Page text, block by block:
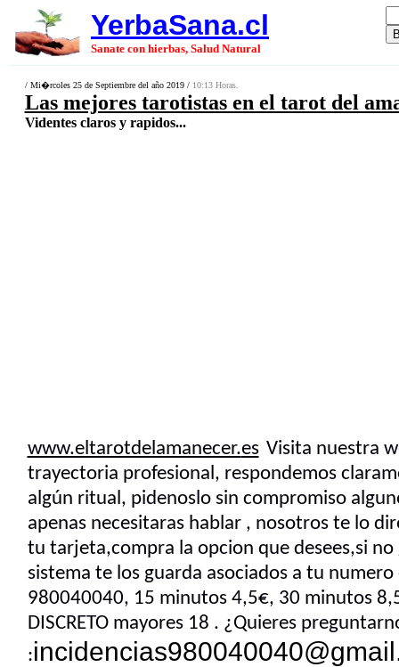
YerbaSana.cl
Sanate con hierbas, Salud Natural
/ Mi�rcoles 25 de Septiembre del año 2019 / 10:13 Horas.
Las mejores tarotistas en el tarot del
Videntes claros y rapidos...
www.eltarotdelamanecer.es Visita nuestra
trayectoria profesional, respondemos
algún ritual, pidenoslo sin compromiso
apenas necesitaras hablar , nosotros te lo
tu tarjeta,compra la opcion que desees,si
sistema te los guarda asociados a tu
980040040, 15 minutos 4,5€, 30 minutos
DISCRETO mayores 18 . ¿Quieres
: